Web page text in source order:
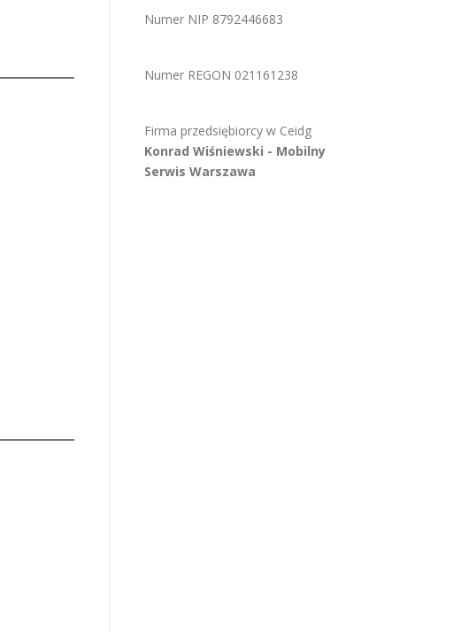
Numer NIP 8792446683
Numer REGON 021161238
Firma przedsiębiorcy w Ceidg
Konrad Wiśniewski - Mobilny
Serwis Warszawa